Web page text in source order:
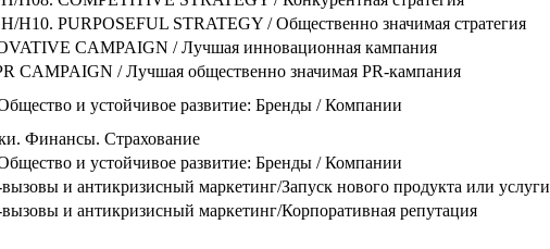
PURPOSEFUL STRATEGY / Общественно значимая стратегия
CAMPAIGN / Лучшая инновационная кампания
CAMPAIGN / Лучшая общественно значимая PR-кампания
и устойчивое развитие: Бренды / Компании
Финансы. Страхование
и устойчивое развитие: Бренды / Компании
и антикризисный маркетинг/Запуск нового продукта или услуги
и антикризисный маркетинг/Корпоративная репутация